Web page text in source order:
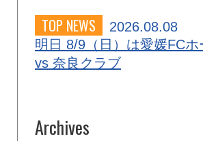
TOP NEWS
2026.08.08
明日 8/9（日）は愛媛FC
vs 奈良クラブ
Archives